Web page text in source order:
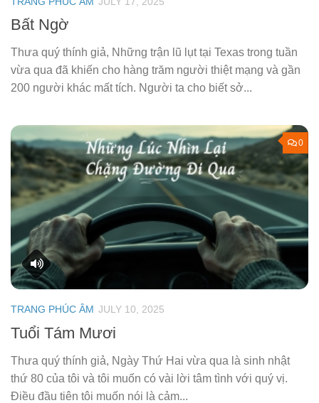
Bất Ngờ
Thưa quý thính giả, Những trận lũ lụt tại Texas trong tuần
vừa qua đã khiến cho hàng trăm người thiệt mạng và gần
200 người khác mất tích. Người ta cho biết sở...
0
TRANG PHÚC ÂM JULY 10, 2025
Tuổi Tám Mươi
Thưa quý thính giả, Ngày Thứ Hai vừa qua là sinh nhật
thứ 80 của tôi và tôi muốn có vài lời tâm tình với quý vị.
Điều đầu tiên tôi muốn nói là cảm...